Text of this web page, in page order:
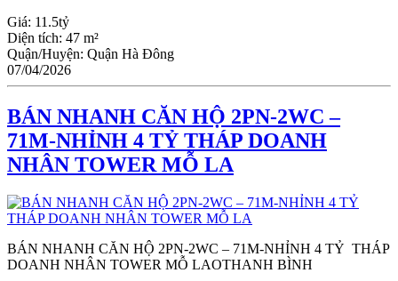
Giá: 11.5tỷ
Diện tích: 47 m²
Quận/Huyện: Quận Hà Đông
07/04/2026
BÁN NHANH CĂN HỘ 2PN-2WC –
71M-NHỈNH 4 TỶ THÁP DOANH
NHÂN TOWER MỖ LA
BÁN NHANH CĂN HỘ 2PN-2WC – 71M-NHỈNH 4 TỶ THÁP
DOANH NHÂN TOWER MỖ LAOTHANH BÌNH